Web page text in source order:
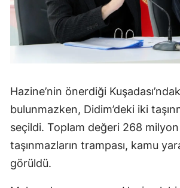
Hazine’nin önerdiği
bulunmazken, Didim’deki iki
seçildi. Toplam değeri 268 milyon
taşınmazların trampası, kamu
görüldü.